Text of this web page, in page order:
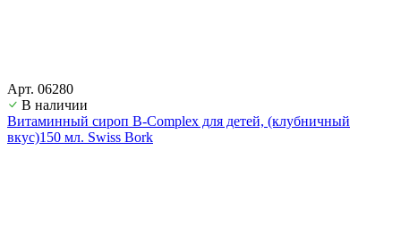
Арт. 06280
В наличии
Витаминный сироп B-Complex для детей, (клубничный
вкус)150 мл. Swiss Bork